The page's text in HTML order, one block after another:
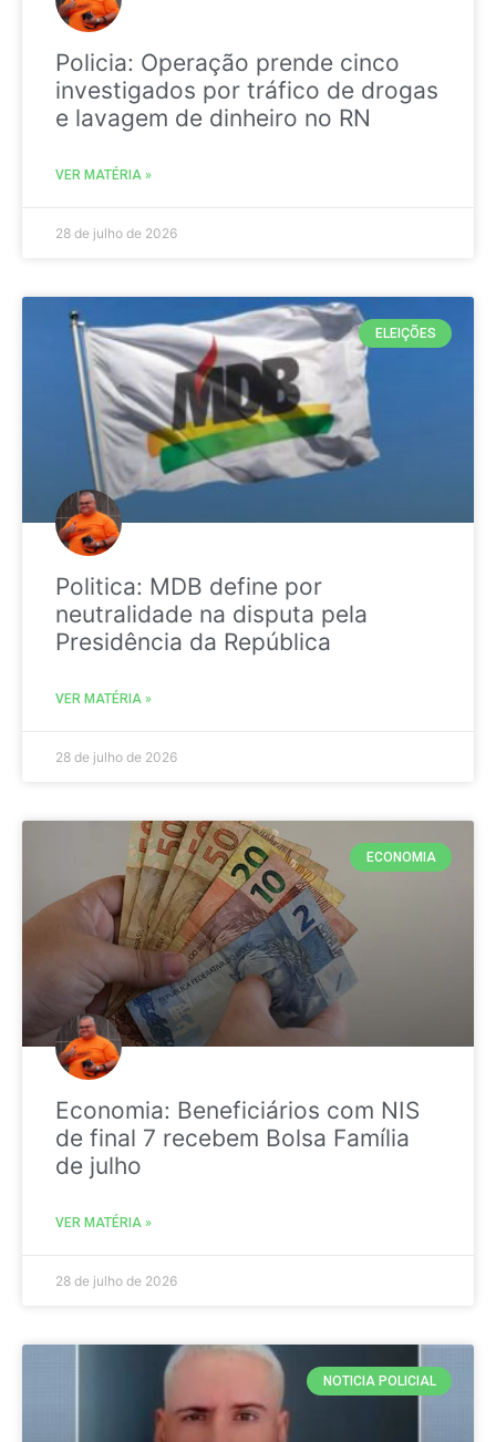
Policia: Operação prende cinco
investigados por tráfico de drogas
e lavagem de dinheiro no RN
VER MATÉRIA »
28 de julho de 2026
ELEIÇÕES
Politica: MDB define por
neutralidade na disputa pela
Presidência da República
VER MATÉRIA »
28 de julho de 2026
ECONOMIA
Economia: Beneficiários com NIS
de final 7 recebem Bolsa Família
de julho
VER MATÉRIA »
28 de julho de 2026
NOTICIA POLICIAL